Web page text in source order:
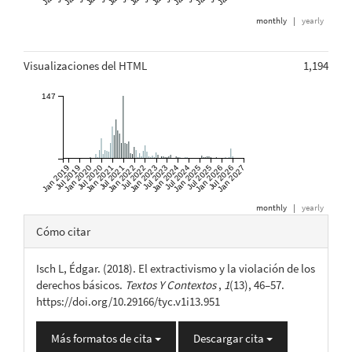
monthly | yearly
Visualizaciones del HTML 1,194
Jan 2019
Jul 2019
Jan 2020
Jul 2020
Jan 2021
Jul 2021
Jan 2022
Jul 2022
Jan 2023
Jul 2023
Jan 2024
Jul 2024
Jan 2025
Jul 2025
Jan 2026
Jul 2026
Jan 2027
147
monthly | yearly
Detalles
del
artículo
Cómo citar
Isch L, Édgar. (2018). El extractivismo y la violación de los
derechos básicos. Textos Y Contextos, 1(13), 46–57.
https://doi.org/10.29166/tyc.v1i13.951
Más formatos de cita Descargar cita